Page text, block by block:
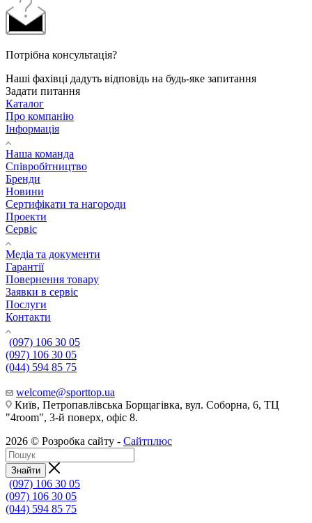
Потрібна консультація?
Наші фахівці дадуть відповідь на будь-яке запитання
Задати питання
Каталог
Про компанію
Інформація
Наша команда
Співробітництво
Бренди
Новини
Сертифікати та нагороди
Проекти
Сервіс
Медіа та документи
Гарантії
Повернення товару
Заявки в сервіс
Послуги
Контакти
(097) 106 30 05
(097) 106 30 05
(044) 594 85 75
welcome@sporttop.ua
Київ, Петропавлівська Борщагівка, вул. Соборна, 6, ТЦ
"4room", 3-й поверх, офіс 8.
2026 © Розробка сайту - Сайтплюс
Знайти
(097) 106 30 05
(097) 106 30 05
(044) 594 85 75